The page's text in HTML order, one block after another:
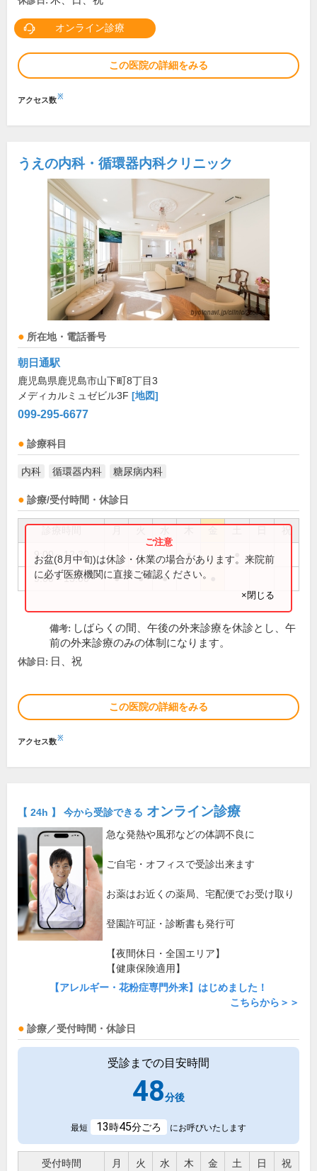
オンライン診療
この医院の詳細をみる
アクセス数※
うえの内科・循環器内科クリニック
所在地・電話番号
朝日通駅
鹿児島県鹿児島市山下町8丁目3
メディカルミュゼビル3F [地図]
099-295-6677
診療科目
内科 循環器内科 糖尿病内科
診療/受付時間・休診日
祝
9:00～12:30 ●
9:00～13:00 ● ● ●
お盆(8月中旬)は休診・休業の場合があります。来院前
に必ず医療機関に直接ご確認ください。
×閉じる
備考: しばらくの間、午後の外来診療を休診とし、午
前の外来診療のみの体制になります。
休診日: 日、祝
この医院の詳細をみる
アクセス数※
【 24h 】 今から受診できる オンライン診療
急な発熱や風邪などの体調不良に
ご自宅・オフィスで受診出来ます
お薬はお近くの薬局、宅配便でお受け取り
登園許可証・診断書も発行可
【夜間休日・全国エリア】
【健康保険適用】
【アレルギー・花粉症専門外来】はじめました！
こちらから＞＞
診療／受付時間・休診日
受診までの目安時間
48分後
最短 13時45分ごろ にお呼びいたします
受付時間 月 火 水 木 金 土 日 祝